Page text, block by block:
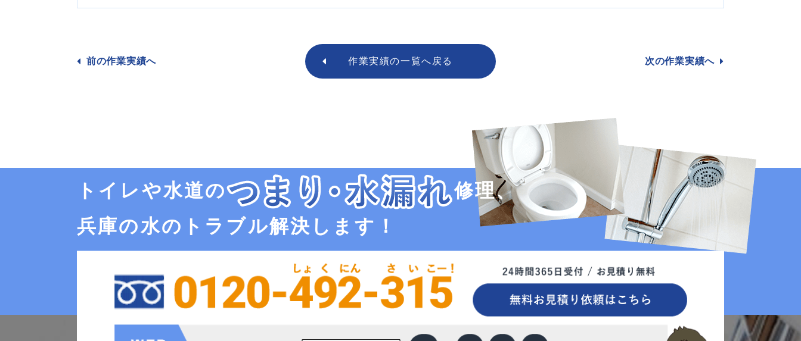
前の作業実績へ 作業実績の一覧へ戻る 次の作業実績へ
トイレや水道の
修理、
兵庫の水のトラブル解決します！